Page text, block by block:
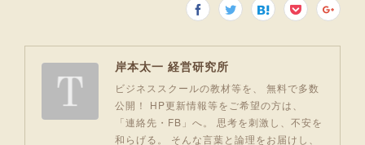
岸本太一 経営研究所
ビジネススクールの教材等を、 無料で多数
公開！ HP更新情報等をご希望の方は、
「連絡先・FB」へ。 思考を刺激し、不安を
和らげる。 そんな言葉と論理をお届けし、